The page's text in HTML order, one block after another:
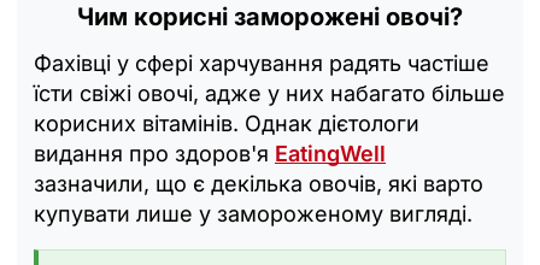
Чим корисні заморожені овочі?
Фахівці у сфері харчування радять частіше
їсти свіжі овочі, адже у них набагато більше
корисних вітамінів. Однак дієтологи
видання про здоров'я EatingWell
зазначили, що є декілька овочів, які варто
купувати лише у замороженому вигляді.